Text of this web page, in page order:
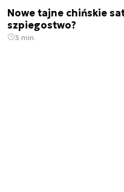
Nowe tajne chińskie
szpiegostwo?
3 min.